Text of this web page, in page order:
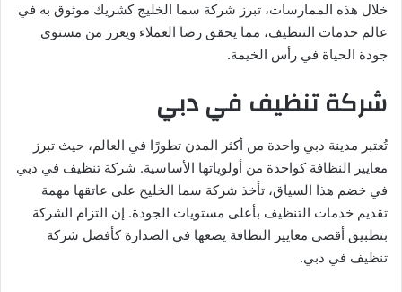
خلال هذه الممارسات، تبرز شركة سما الخليج كشريك موثوق به في
عالم خدمات التنظيف، مما يحقق رضا العملاء ويعزز من مستوى
جودة الحياة في رأس الخيمة.
شركة تنظيف في دبي
تُعتبر مدينة دبي واحدة من أكثر المدن تطورًا في العالم، حيث تبرز
معايير النظافة كواحدة من أولوياتها الأساسية. شركة تنظيف في دبي
في خضم هذا السياق، تأخذ شركة سما الخليج على عاتقها مهمة
تقديم خدمات التنظيف بأعلى مستويات الجودة. إن التزام الشركة
بتطبيق أقصى معايير النظافة يضعها في الصدارة كأفضل شركة
تنظيف في دبي.